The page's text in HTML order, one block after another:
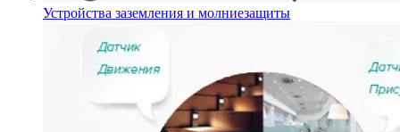
Устройства заземления и молниезащиты